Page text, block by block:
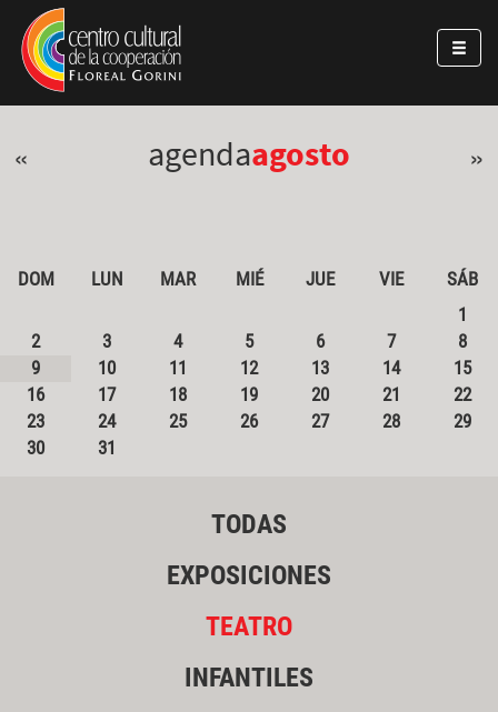
Pasar al contenido principal
Jump to main content
« agendaagosto »
DOM LUN MAR MIÉ JUE VIE
SÁB
1
2
3 4 5 6 7
8
9
10 11 12 13 14
15
16
17 18 19 20 21
22
23
24 25 26 27 28
29
30
31
TODAS
EXPOSICIONES
TEATRO
INFANTILES